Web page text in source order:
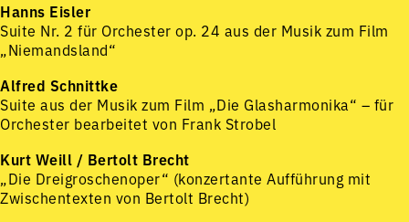
Hanns Eisler
Suite Nr. 2 für Orchester op. 24 aus der Musik zum Film
„Niemandsland“
Alfred Schnittke
Suite aus der Musik zum Film „Die Glasharmonika“ – für
Orchester bearbeitet von Frank Strobel
Kurt Weill / Bertolt Brecht
„Die Dreigroschenoper“ (konzertante Aufführung mit
Zwischentexten von Bertolt Brecht)